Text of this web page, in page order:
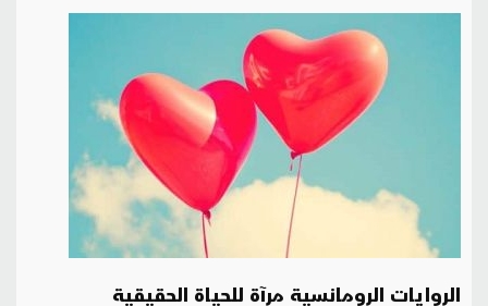
الروايات الرومانسية مرآة للحياة الحقيقية